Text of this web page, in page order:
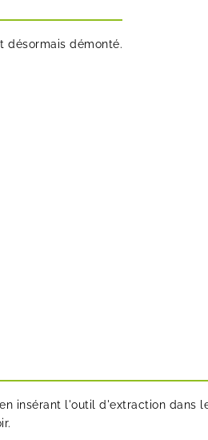
désormais démonté.
insérant l'outil d'extraction dans